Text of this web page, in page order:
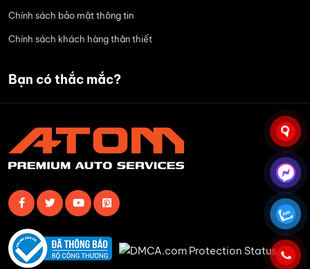
Chính sách bảo mật thông tin
Chính sách khách hàng thân thiết
Bạn có thắc mắc?